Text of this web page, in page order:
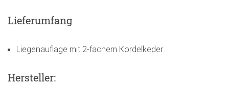
Lieferumfang
Liegenauflage mit 2-fachem Kordelkeder
Hersteller: